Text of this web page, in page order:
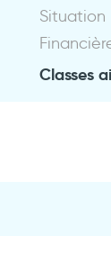
Situation
Classes